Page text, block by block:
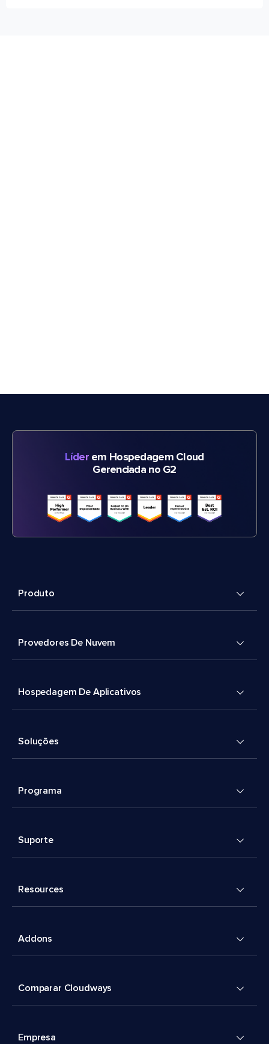
Líderem Hospedagem Cloud
Gerenciada no G2
Produto
Provedores De Nuvem
Hospedagem De Aplicativos
Soluções
Programa
Suporte
Resources
Addons
Comparar Cloudways
Empresa